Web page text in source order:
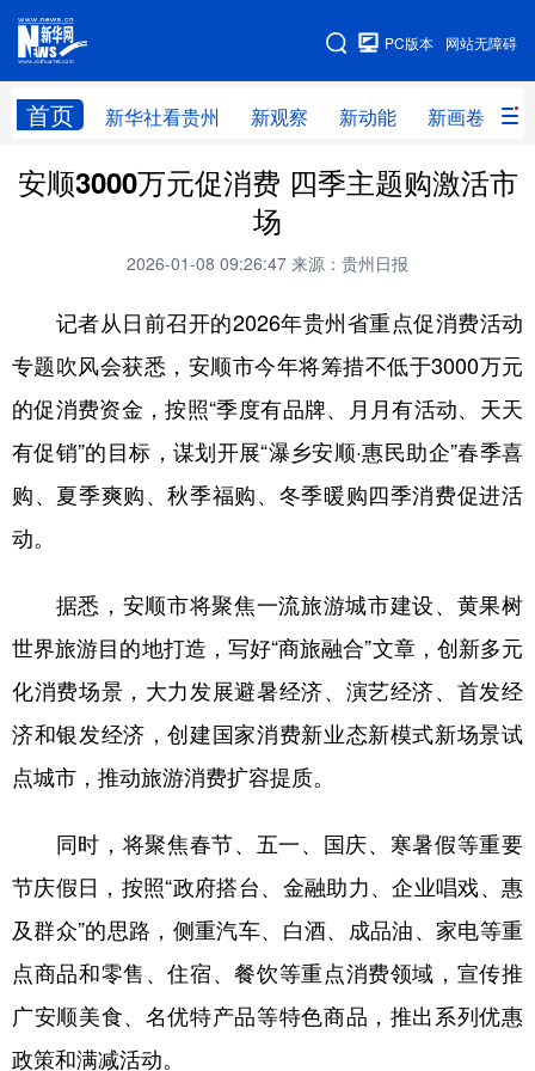
网站无障碍
PC版本
首页 新华社看贵州 新观察 新动能 新画卷
网站地图
新华社看贵州 新观察 新动能 新画卷
直播
畅游贵州 数字贵州 律动贵州 健康贵州
光影贵州 部门之窗 县区直达 企业速递
六盘水 毕节 铜仁 黔东南
地方频道
北京 天津 河北 山西
辽宁 吉林 上海 江苏
浙江 安徽
广东 广西 海南 重庆
四川 贵州 云南 西藏
陕西 甘肃 青海 宁夏
新疆 内蒙古 黑龙江
安顺3000万元促消费 四季主题购激活市
场
2026-01-08 09:26:47 来源：贵州日报
记者从日前召开的2026年贵州省重点促消费活动
专题吹风会获悉，安顺市今年将筹措不低于3000万元
的促消费资金，按照“季度有品牌、月月有活动、天天
有促销”的目标，谋划开展“瀑乡安顺·惠民助企”春季喜
购、夏季爽购、秋季福购、冬季暖购四季消费促进活
动。
据悉，安顺市将聚焦一流旅游城市建设、黄果树
世界旅游目的地打造，写好“商旅融合”文章，创新多元
化消费场景，大力发展避暑经济、演艺经济、首发经
济和银发经济，创建国家消费新业态新模式新场景试
点城市，推动旅游消费扩容提质。
同时，将聚焦春节、五一、国庆、寒暑假等重要
节庆假日，按照“政府搭台、金融助力、企业唱戏、惠
及群众”的思路，侧重汽车、白酒、成品油、家电等重
点商品和零售、住宿、餐饮等重点消费领域，宣传推
广安顺美食、名优特产品等特色商品，推出系列优惠
政策和满减活动。